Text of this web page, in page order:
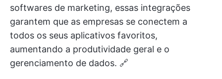
softwares de marketing, essas integrações
garantem que as empresas se conectem a
todos os seus aplicativos favoritos,
aumentando a produtividade geral e o
gerenciamento de dados. 🔗